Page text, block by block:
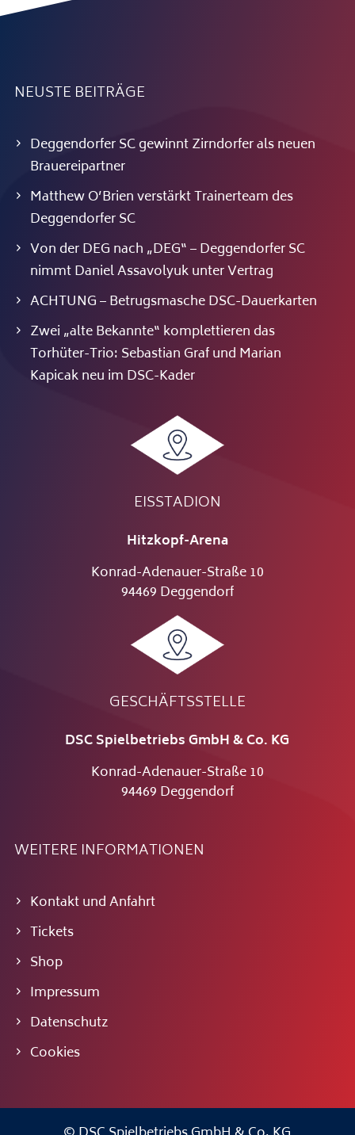
NEUSTE BEITRÄGE
Deggendorfer SC gewinnt Zirndorfer als neuen
Brauereipartner
Matthew O’Brien verstärkt Trainerteam des
Deggendorfer SC
Von der DEG nach „DEG“ – Deggendorfer SC
nimmt Daniel Assavolyuk unter Vertrag
ACHTUNG – Betrugsmasche DSC-Dauerkarten
Zwei „alte Bekannte“ komplettieren das
Torhüter-Trio: Sebastian Graf und Marian
Kapicak neu im DSC-Kader
EISSTADION
Hitzkopf-Arena
Konrad-Adenauer-Straße 10
94469 Deggendorf
GESCHÄFTSSTELLE
DSC Spielbetriebs GmbH & Co. KG
Konrad-Adenauer-Straße 10
94469 Deggendorf
WEITERE INFORMATIONEN
Kontakt und Anfahrt
Tickets
Shop
Impressum
Datenschutz
Cookies